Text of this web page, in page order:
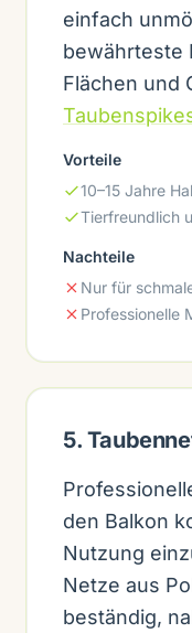
einfach
bewährteste
Flächen und
Vorteile
10–15 Jahre
Tierfreundlich
Nachteile
Nur für
Professionelle
5.
den Balkon
Nutzung
Netze aus
beständig,